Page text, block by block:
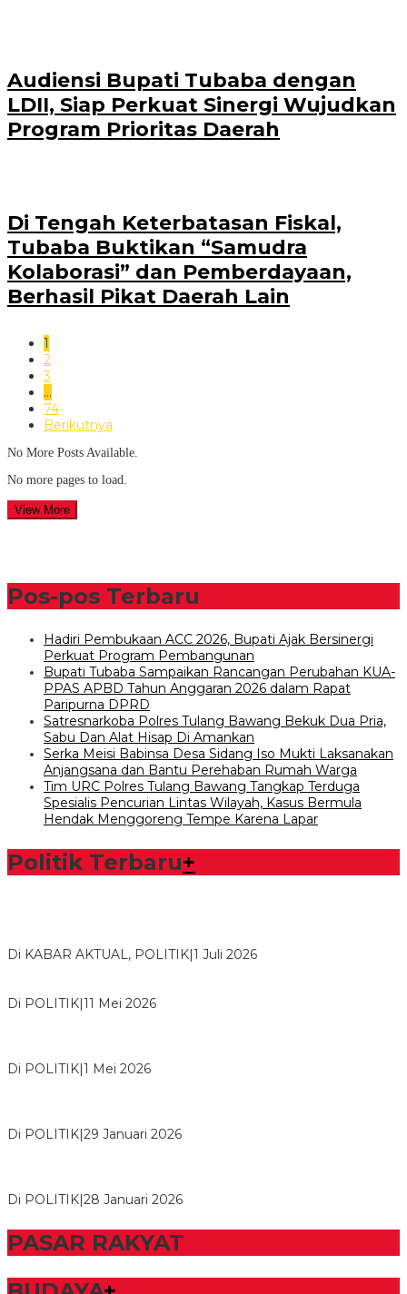
Audiensi Bupati Tubaba dengan
LDII, Siap Perkuat Sinergi Wujudkan
Program Prioritas Daerah
Di Tengah Keterbatasan Fiskal,
Tubaba Buktikan “Samudra
Kolaborasi” dan Pemberdayaan,
Berhasil Pikat Daerah Lain
1
2
3
…
74
Berikutnya
No More Posts Available.
No more pages to load.
View More
Pos-pos Terbaru
Hadiri Pembukaan ACC 2026, Bupati Ajak Bersinergi
Perkuat Program Pembangunan
Bupati Tubaba Sampaikan Rancangan Perubahan KUA-
PPAS APBD Tahun Anggaran 2026 dalam Rapat
Paripurna DPRD
Satresnarkoba Polres Tulang Bawang Bekuk Dua Pria,
Sabu Dan Alat Hisap Di Amankan
Serka Meisi Babinsa Desa Sidang Iso Mukti Laksanakan
Anjangsana dan Bantu Perehaban Rumah Warga
Tim URC Polres Tulang Bawang Tangkap Terduga
Spesialis Pencurian Lintas Wilayah, Kasus Bermula
Hendak Menggoreng Tempe Karena Lapar
Politik Terbaru+
Di KABAR AKTUAL, POLITIK 1 Juli 2026
Di POLITIK 11 Mei 2026
Di POLITIK 1 Mei 2026
Di POLITIK 29 Januari 2026
Di POLITIK 28 Januari 2026
PASAR RAKYAT